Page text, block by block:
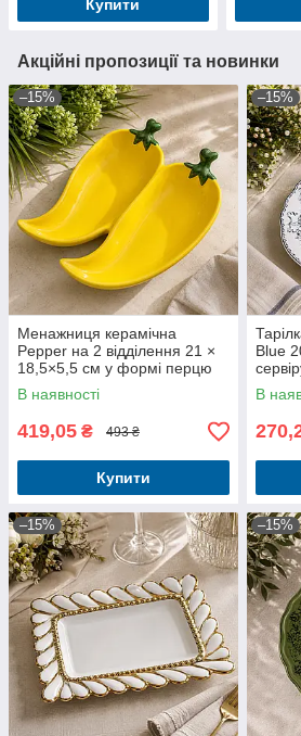
Купити
Акційні пропозиції та новинки
–15%
Менажниця керамічна
Pepper на 2 відділення 21 ×
18,5×5,5 см у формі перцю
В наявності
419,05 ₴ 493 ₴
Купити
–15%
Blue
В
–15% –15%